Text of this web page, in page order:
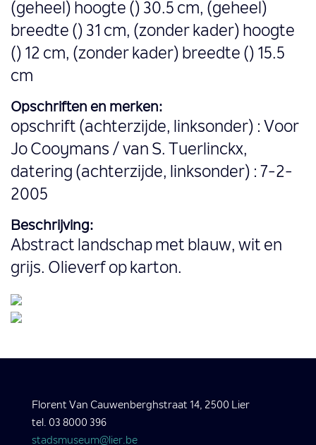
(geheel) hoogte () 30.5 cm, (geheel)
breedte () 31 cm, (zonder kader) hoogte
() 12 cm, (zonder kader) breedte () 15.5
cm
Opschriften en merken:
opschrift (achterzijde, linksonder) : Voor
Jo Cooymans / van S. Tuerlinckx,
datering (achterzijde, linksonder) : 7-2-
2005
Beschrijving:
Abstract landschap met blauw, wit en
grijs. Olieverf op karton.
Florent Van Cauwenberghstraat 14, 2500 Lier
tel. 03 8000 396
stadsmuseum@lier.be